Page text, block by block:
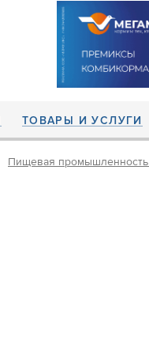
ТОВАРЫ И УСЛУГИ
Пищевая промышленность